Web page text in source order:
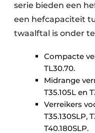
Fundering
Kopen/Huren/
Sloop & Recycling
Bouwtransport
Machines &
serie bieden een
een hefcapaciteit
twaalftal is onder
Compacte
TL30.70.
Midrange
T35.105L en
Verreikers
T35.130SLP,
T40.180SLP.